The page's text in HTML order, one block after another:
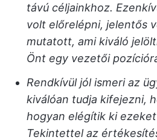
távú céljainkhoz.
volt előrelépni, jelentős
mutatott, ami kiváló
Önt egy vezetői
Rendkívül jól ismeri az
kiválóan tudja kifejezni,
hogyan elégítik ki
Tekintettel az